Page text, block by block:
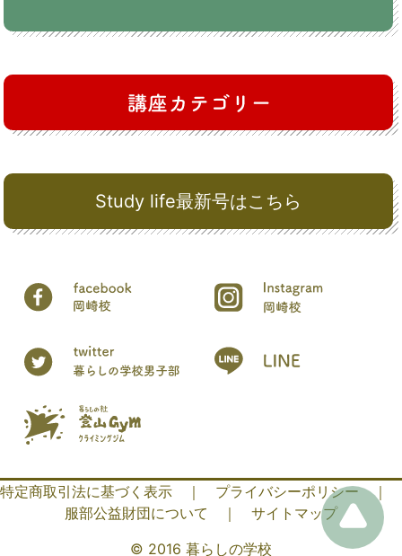
Study life最新号はこちら
特定商取引法に基づく表示 ｜ プライバシーポリシー
｜
服部公益財団について
｜
サイトマップ
© 2016 暮らしの学校